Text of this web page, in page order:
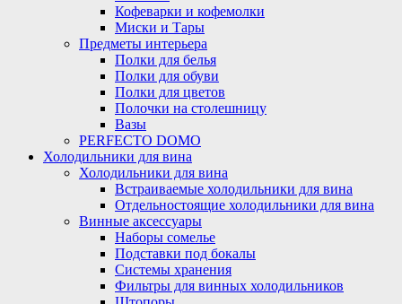
Кофеварки и кофемолки
Миски и Тары
Предметы интерьера
Полки для белья
Полки для обуви
Полки для цветов
Полочки на столешницу
Вазы
PERFECTO DOMO
Холодильники для вина
Холодильники для вина
Встраиваемые холодильники для вина
Отдельностоящие холодильники для вина
Винные аксессуары
Наборы сомелье
Подставки под бокалы
Системы хранения
Фильтры для винных холодильников